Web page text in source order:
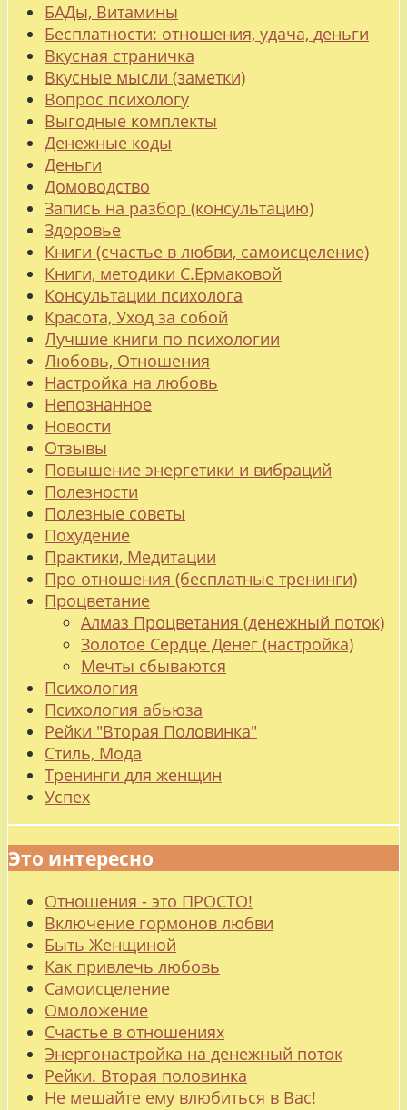
БАДы, Витамины
Бесплатности: отношения, удача, деньги
Вкусная страничка
Вкусные мысли (заметки)
Вопрос психологу
Выгодные комплекты
Денежные коды
Деньги
Домоводство
Запись на разбор (консультацию)
Здоровье
Книги (счастье в любви, самоисцеление)
Книги, методики С.Ермаковой
Консультации психолога
Красота, Уход за собой
Лучшие книги по психологии
Любовь, Отношения
Настройка на любовь
Непознанное
Новости
Отзывы
Повышение энергетики и вибраций
Полезности
Полезные советы
Похудение
Практики, Медитации
Про отношения (бесплатные тренинги)
Процветание
Алмаз Процветания (денежный поток)
Золотое Сердце Денег (настройка)
Мечты сбываются
Психология
Психология абьюза
Рейки "Вторая Половинка"
Стиль, Мода
Тренинги для женщин
Успех
Это интересно
Отношения - это ПРОСТО!
Включение гормонов любви
Быть Женщиной
Как привлечь любовь
Самоисцеление
Омоложение
Счастье в отношениях
Энергонастройка на денежный поток
Рейки. Вторая половинка
Не мешайте ему влюбиться в Вас!